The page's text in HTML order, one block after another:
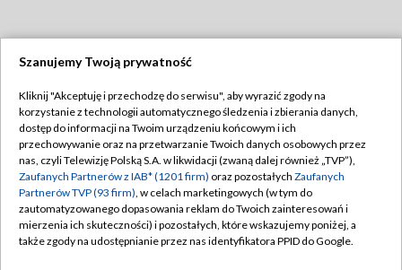
TVP
Abonament TVP
Emisja w TVP
Centrum informacji TVP
Naziemna Telewizja Cyfrowa
Regulamin TVP
Polityka prywatności
Moje zgody
Pomoc
Szanujemy Twoją prywatność
Kliknij "Akceptuję i przechodzę do serwisu", aby wyrazić zgody na
korzystanie z technologii automatycznego śledzenia i zbierania danych,
dostęp do informacji na Twoim urządzeniu końcowym i ich
przechowywanie oraz na przetwarzanie Twoich danych osobowych przez
nas, czyli Telewizję Polską S.A. w likwidacji (zwaną dalej również „TVP”),
Zaufanych Partnerów z IAB* (1201 firm) oraz pozostałych Zaufanych
Partnerów TVP (93 firm), w celach marketingowych (w tym do
zautomatyzowanego dopasowania reklam do Twoich zainteresowań i
mierzenia ich skuteczności) i pozostałych, które wskazujemy poniżej, a
także zgody na udostępnianie przez nas identyfikatora PPID do Google.